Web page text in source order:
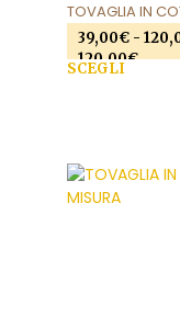
TOVAGLIA IN
39,00€ -
120,00€
SCEGLI